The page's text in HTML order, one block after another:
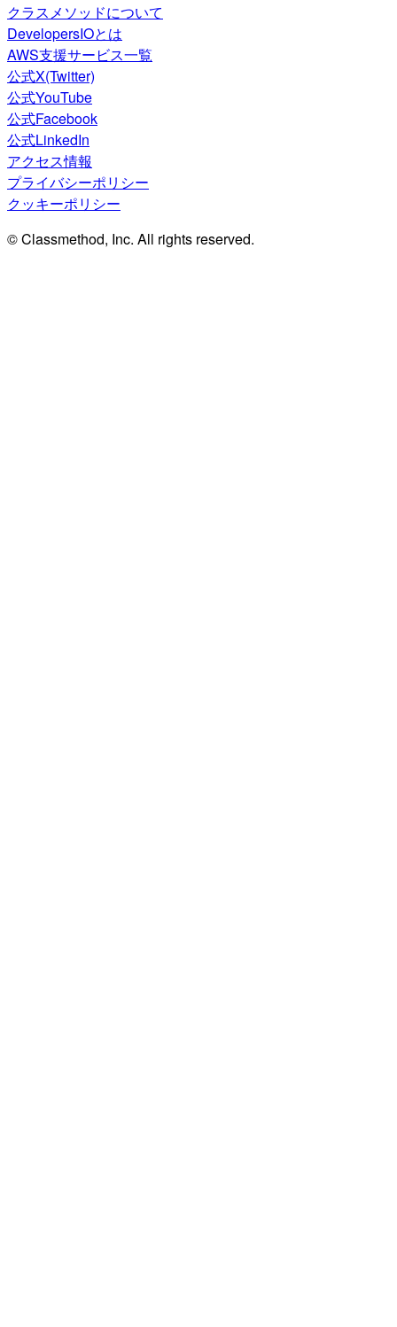
クラスメソッドについて
DevelopersIOとは
AWS支援サービス一覧
公式X(Twitter)
公式YouTube
公式Facebook
公式LinkedIn
アクセス情報
プライバシーポリシー
クッキーポリシー
© Classmethod, Inc. All rights reserved.